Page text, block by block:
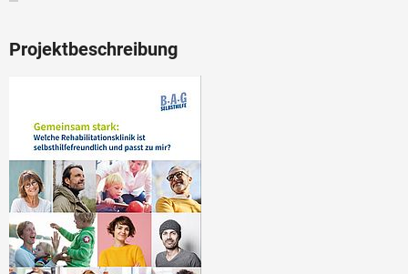
Projektbeschreibung